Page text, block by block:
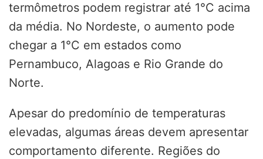
termômetros podem registrar até 1°C acima
da média. No Nordeste, o aumento pode
chegar a 1°C em estados como
Pernambuco, Alagoas e Rio Grande do
Norte.
Apesar do predomínio de temperaturas
elevadas, algumas áreas devem apresentar
comportamento diferente. Regiões do